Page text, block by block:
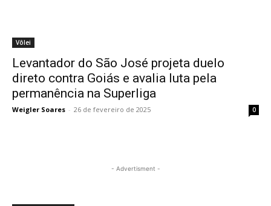
Vôlei
Levantador do São José projeta duelo
direto contra Goiás e avalia luta pela
permanência na Superliga
Weigler Soares - 26 de fevereiro de 2025 0
- Advertisment -